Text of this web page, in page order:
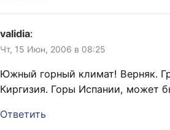
validia:
Чт, 15 Июн, 2006 в 08:25
Южный горный климат! Верняк.
Киргизия. Горы Испании, может
Ответить